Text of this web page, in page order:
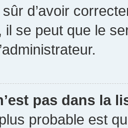
d’avoir
il se peut que le
pas dans la
probable est